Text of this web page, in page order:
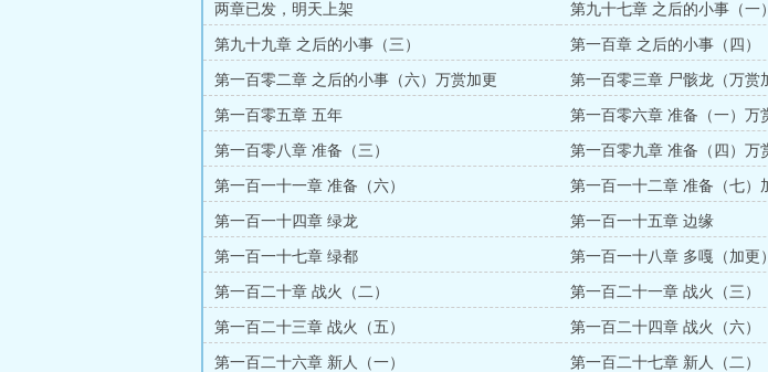
两章已发，明天上架 第九十七章 之后的小事（一）
第九十九章 之后的小事（三） 第一百章 之后的小事（四）
第一百零二章 之后的小事（六）万赏加更 第一百零三章 尸骸龙（万赏
第一百零五章 五年 第一百零六章 准备（一）万
第一百零八章 准备（三） 第一百零九章 准备（四）万
第一百一十一章 准备（六） 第一百一十二章 准备（七）
第一百一十四章 绿龙 第一百一十五章 边缘
第一百一十七章 绿都 第一百一十八章 多嘎（加更）
第一百二十章 战火（二） 第一百二十一章 战火（三）
第一百二十三章 战火（五） 第一百二十四章 战火（六）
第一百二十六章 新人（一） 第一百二十七章 新人（二）